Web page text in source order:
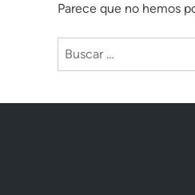
Parece que no hemos
Buscar: